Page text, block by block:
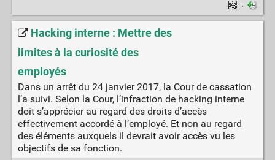
·
Hacking interne : Mettre des
limites à la curiosité des
employés
Dans un arrêt du 24 janvier 2017, la Cour de cassation
l’a suivi. Selon la Cour, l’infraction de hacking interne
doit s’apprécier au regard des droits d’accès
effectivement accordé à l’employé. Et non au regard
des éléments auxquels il devrait avoir accès vu les
objectifs de sa fonction.